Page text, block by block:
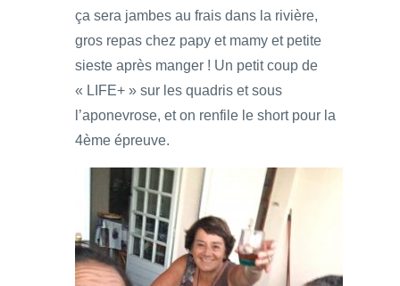
ça sera jambes au frais dans la rivière,
gros repas chez papy et mamy et petite
sieste après manger ! Un petit coup de
« LIFE+ » sur les quadris et sous
l’aponevrose, et on renfile le short pour la
4ème épreuve.